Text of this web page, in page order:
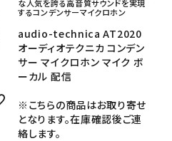
な人気を誇る高音質サウンドを実現
するコンデンサーマイクロホン
audio-technica AT2020
オーディオテクニカ コンデン
サー マイクロホン マイク ボ
ーカル 配信
※こちらの商品はお取り寄せ
となります。在庫確認後ご連
絡します。